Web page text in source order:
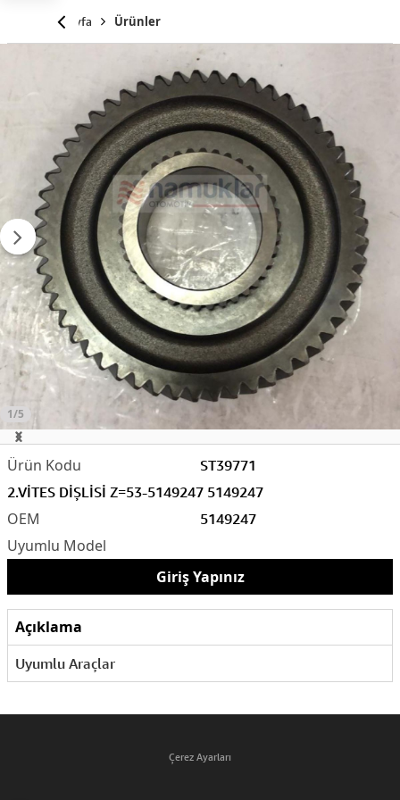
Anasayfa Ürünler
1/5
ST39771
5149247
2.VİTES DİŞLİSİ Z=53-5149247 5149247
Giriş Yapınız
Açıklama
Uyumlu Araçlar
Çerez Ayarları